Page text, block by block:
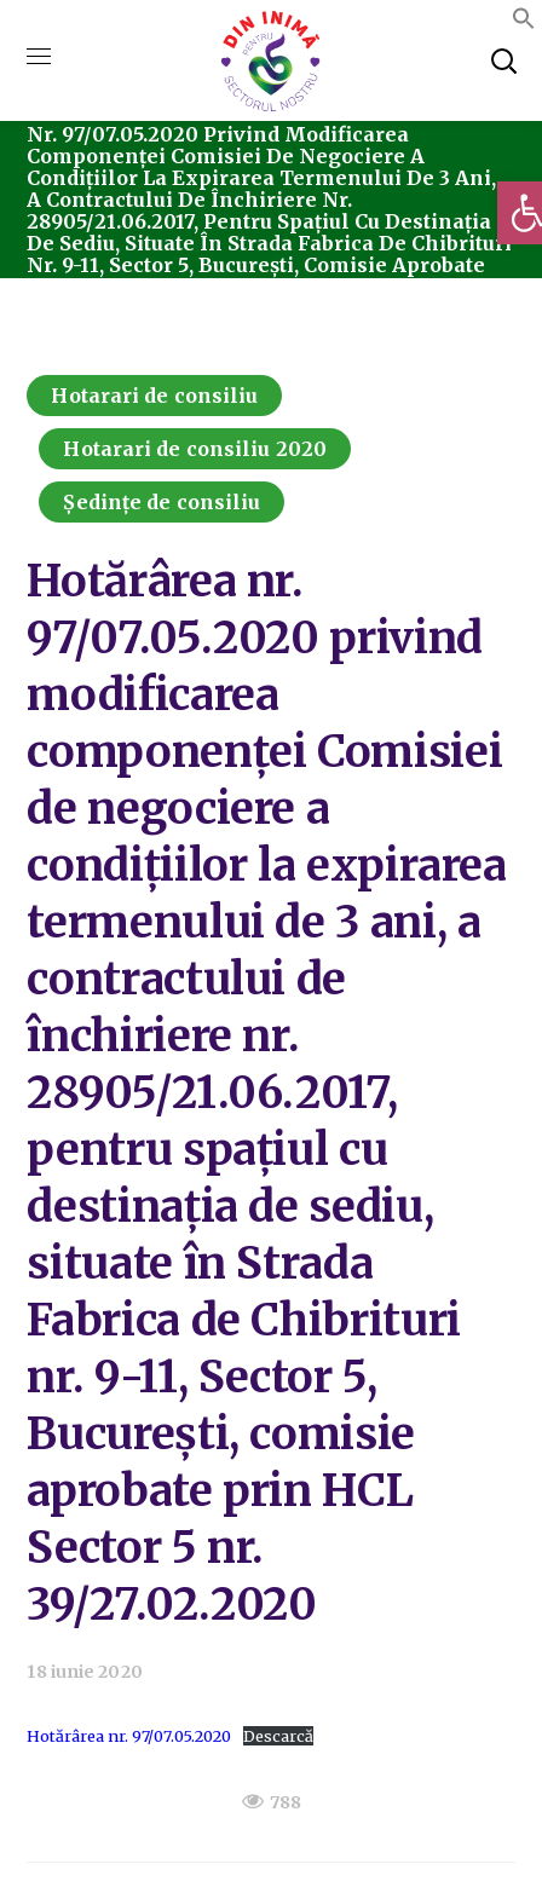
Consiliul Local Sector 5
Hotarari De Consiliu
Nr. 97/07.05.2020 Privind Modificarea
Componenței Comisiei De Negociere A
Condițiilor La Expirarea Termenului De 3 Ani,
A Contractului De Închiriere Nr.
28905/21.06.2017, Pentru Spațiul Cu Destinația
De Sediu, Situate În Strada Fabrica De Chibrituri
Nr. 9-11, Sector 5, București, Comisie Aprobate
Hotarari de consiliu
Hotarari de consiliu 2020
Ședințe de consiliu
Hotărârea nr.
97/07.05.2020 privind
modificarea
componenței Comisiei
de negociere a
condițiilor la expirarea
termenului de 3 ani, a
contractului de
închiriere nr.
28905/21.06.2017,
pentru spațiul cu
destinația de sediu,
situate în Strada
Fabrica de Chibrituri
nr. 9-11, Sector 5,
București, comisie
aprobate prin HCL
Sector 5 nr.
39/27.02.2020
18 iunie 2020
Hotărârea nr. 97/07.05.2020 Descarcă
788